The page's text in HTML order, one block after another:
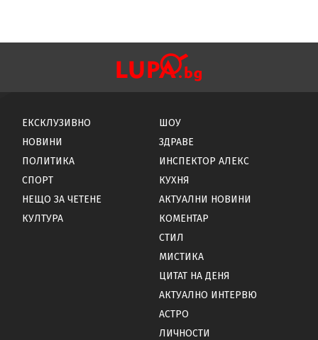
ЕКСКЛУЗИВНО
НОВИНИ
ПОЛИТИКА
СПОРТ
НЕЩО ЗА ЧЕТЕНЕ
КУЛТУРА
ШОУ
ЗДРАВЕ
ИНСПЕКТОР АЛЕКС
КУХНЯ
АКТУАЛНИ НОВИНИ
КОМЕНТАР
СТИЛ
МИСТИКА
ЦИТАТ НА ДЕНЯ
АКТУАЛНО ИНТЕРВЮ
АСТРО
ЛИЧНОСТИ